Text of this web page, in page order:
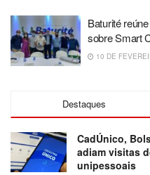
Baturité
sobre Smart
10 DE
Destaques
CadÚnico,
adiam visitas
unipessoais